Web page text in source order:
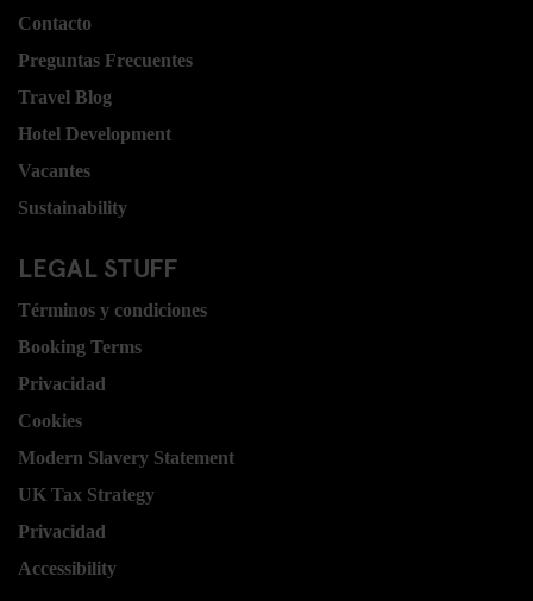
Contacto
Preguntas Frecuentes
Travel Blog
Hotel Development
Vacantes
Sustainability
LEGAL STUFF
Términos y condiciones
Booking Terms
Privacidad
Cookies
Modern Slavery Statement
UK Tax Strategy
Privacidad
Accessibility